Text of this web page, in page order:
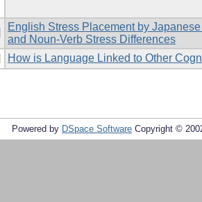
English Stress Placement by
and Noun-Verb Stress Differences
How is Language Linked to Other
Powered by DSpace Software Copyright ©